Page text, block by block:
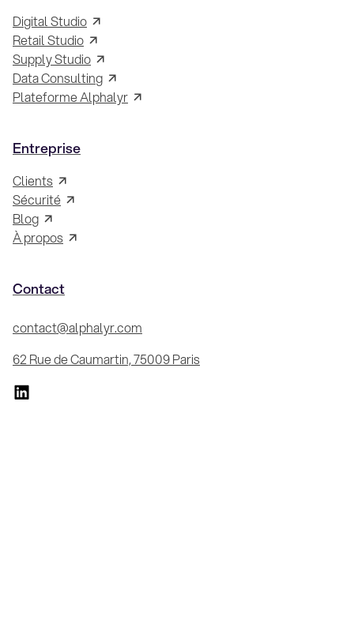
Digital Studio
Retail Studio
Supply Studio
Data Consulting
Plateforme Alphalyr
Entreprise
Clients
Sécurité
Blog
À propos
Contact
contact@alphalyr.com
62 Rue de Caumartin, 75009 Paris